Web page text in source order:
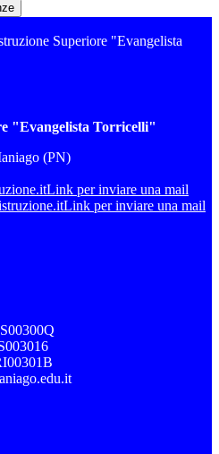
Superiore "Evangelista
"Evangelista Torricelli"
(PN)
Link per inviare una mail
Link per inviare una mail